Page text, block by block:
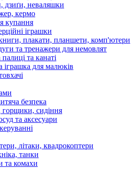
дзиґи, неваляшки
кермо
купання
іграшки
плакати, планшети, комп'ютери
та тренажери для немовлят
та канаті
іграшка для малюків
безпека
сидіння
та аксесуари
літаки, квадрокоптери
танки
та комахи